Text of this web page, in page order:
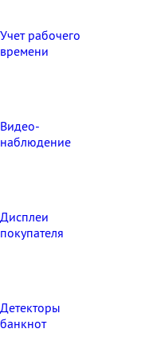
Учет рабочего
времени
Видео‑
наблюдение
Дисплеи
покупателя
Детекторы
банкнот